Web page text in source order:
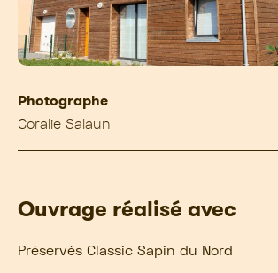
Photographe
Coralie Salaun
Ouvrage réalisé avec
Préservés Classic Sapin du Nord